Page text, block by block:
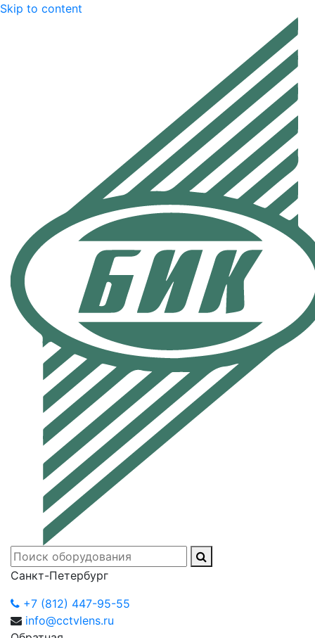
Skip to content
Санкт-Петербург
+7 (812) 447-95-55
info@cctvlens.ru